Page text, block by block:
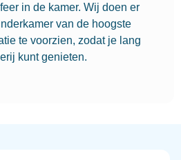
in de kamer. Wij doen er
van de hoogste
te voorzien, zodat je lang
kunt genieten.